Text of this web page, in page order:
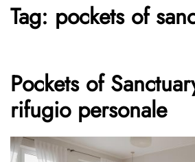
Tag: pockets of
Pockets of
rifugio personale